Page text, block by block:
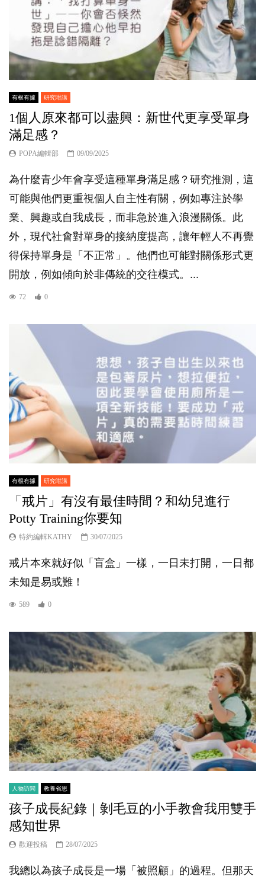
有根有據 研究咁講
1個人原來都可以盡興：新世代更享受單身
滿足感？
POPA編輯部 09/09/2025
為什麼青少年會享受這種單身滿足感？研究推測，這
可能與他們更重視個人自主性有關，例如專注於學
業、興趣或自我成長，而非急於進入浪漫關係。此
外，現代社會對單身的接納度提高，讓年輕人不再覺
得保持單身是「不正常」。他們也可能對關係形式更
開放，例如傾向於非傳統的交往模式。...
72 0
有根有據 研究咁講
「戒片」有沒有最佳時間？和幼兒進行
Potty Training你要知
特約編輯KATHY 30/07/2025
戒片本來就好似「盲盒」一樣，一日未打開，一日都
未知是易或難！
589 0
人物訪問 教養省思
孩子成長紀錄｜剝毛豆的小手教會我用雙手
感知世界
歡迎投稿 28/07/2025
我總以為孩子成長是一場「被照顧」的過程。但那天